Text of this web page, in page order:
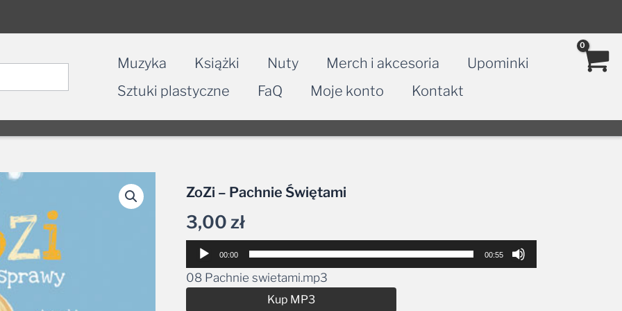
Muzyka Książki Nuty Merch i akcesoria
Upominki
Sztuki plastyczne
FaQ Moje konto Kontakt
ZoZi – Pachnie Świętami
3,00zł
Odtwarzacz
plików
dźwiękowych
00:00 00:55
08 Pachnie swietami.mp3
Kup MP3